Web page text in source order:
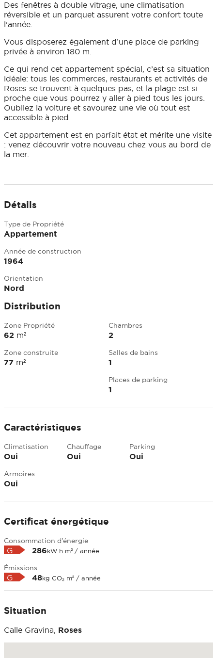
Des fenêtres à double vitrage, une climatisation
réversible et un parquet assurent votre confort toute
l’année.
Vous disposerez également d’une place de parking
privée à environ 180 m.
Ce qui rend cet appartement spécial, c’est sa situation
idéale: tous les commerces, restaurants et activités de
Roses se trouvent à quelques pas, et la plage est si
proche que vous pourrez y aller à pied tous les jours.
Oubliez la voiture et savourez une vie où tout est
accessible à pied.
Cet appartement est en parfait état et mérite une visite
: venez découvrir votre nouveau chez vous au bord de
la mer.
Détails
Type de Propriété
Appartement
Année de construction
1964
Orientation
Nord
Distribution
Zone Propriété
62 m²
Zone construite
77 m²
Chambres
2
Salles de bains
1
Places de parking
1
Caractéristiques
Climatisation
Oui
Chauffage
Oui
Parking
Oui
Armoires
Oui
Certificat énergétique
Consommation d'énergie
G 286kW h m² / année
Émissions
G 48kg CO₂ m² / année
Situation
Calle Gravina, Roses